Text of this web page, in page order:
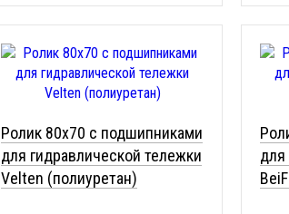
Ролик 80x70 с подшипниками
для гидравлической тележки
Velten (полиуретан)
для